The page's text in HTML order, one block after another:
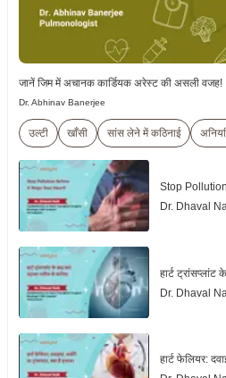
जानें जिम में अचानक कार्डियक अरेस्ट की असली वजह!
Dr. Abhinav Banerjee
उल्टी खाँसी सांस लेने में कठिनाई
Stop
Dr. Dhaval
हार्ट ट्रांसप्लांट
Dr. Dhaval
हार्ट फेलियर: